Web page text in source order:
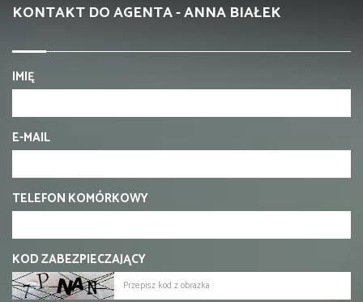
KONTAKT DO AGENTA - ANNA BIAŁEK
IMIĘ
E-MAIL
TELEFON KOMÓRKOWY
KOD ZABEZPIECZAJĄCY